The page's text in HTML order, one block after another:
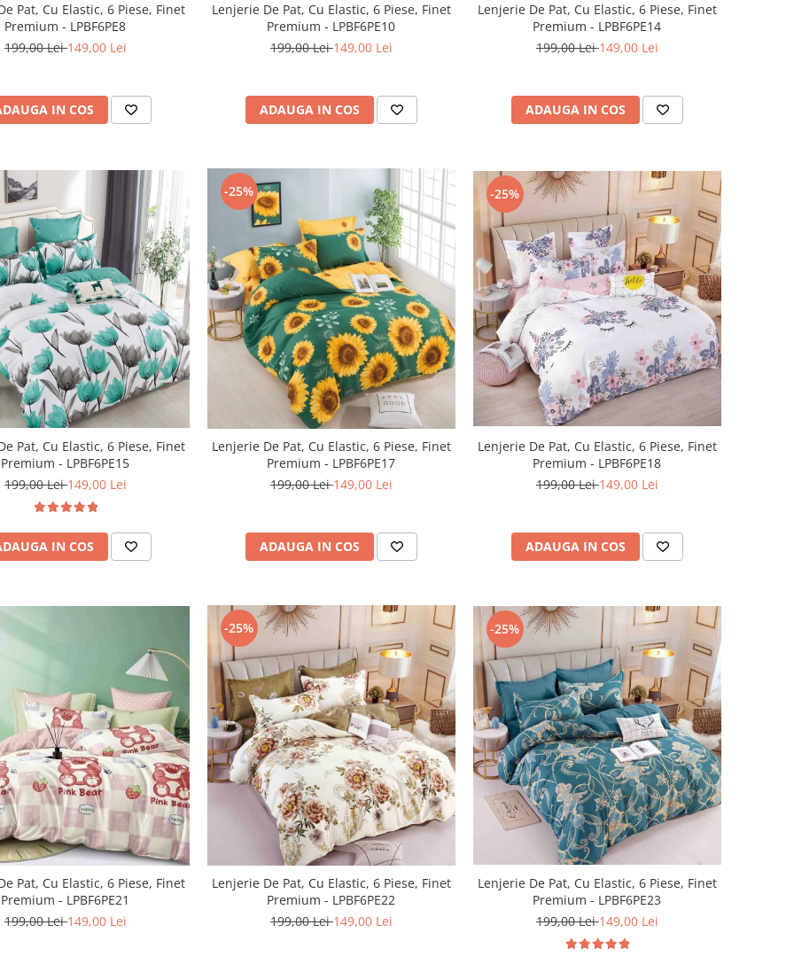
Pat, Cu Elastic, 6 Piese, Finet
Premium - LPBF6PE8
199,00 Lei149,00 Lei
IN COS
Lenjerie De Pat, Cu Elastic, 6 Piese, Finet
Premium - LPBF6PE10
199,00 Lei149,00 Lei
ADAUGA IN COS
Lenjerie De Pat, Cu Elastic, 6 Piese, Finet
Premium - LPBF6PE14
199,00 Lei149,00 Lei
ADAUGA IN COS
Pat, Cu Elastic, 6 Piese, Finet
Premium - LPBF6PE15
199,00 Lei149,00 Lei
IN COS
-25%
Lenjerie De Pat, Cu Elastic, 6 Piese, Finet
Premium - LPBF6PE17
199,00 Lei149,00 Lei
ADAUGA IN COS
-25%
Lenjerie De Pat, Cu Elastic, 6 Piese, Finet
Premium - LPBF6PE18
199,00 Lei149,00 Lei
ADAUGA IN COS
Pat, Cu Elastic, 6 Piese, Finet
Premium - LPBF6PE21
199,00 Lei149,00 Lei
-25%
Lenjerie De Pat, Cu Elastic, 6 Piese, Finet
Premium - LPBF6PE22
199,00 Lei149,00 Lei
-25%
Lenjerie De Pat, Cu Elastic, 6 Piese, Finet
Premium - LPBF6PE23
199,00 Lei149,00 Lei